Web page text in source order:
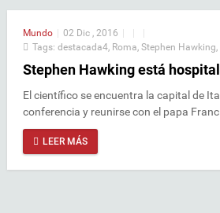
Mundo | 02 Dic , 2016 | |
|
Tags: destacada4 Roma Stephen Hawking
Stephen Hawking está
El científico se encuentra la capital de
conferencia y reunirse con el papa
LEER MÁS